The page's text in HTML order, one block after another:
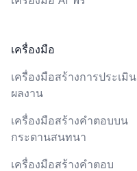
เครื่องมือ
เครื่องมือสร้างการประเมิน
ผลงาน
เครื่องมือสร้างคำตอบบน
กระดานสนทนา
เครื่องมือสร้างคำตอบ